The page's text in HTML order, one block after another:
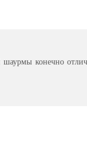
конечно